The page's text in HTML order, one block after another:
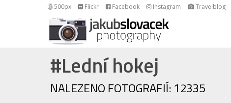
500px Flickr Facebook Instagram Travelblog
#Lední hokej
NALEZENO FOTOGRAFIÍ: 12335